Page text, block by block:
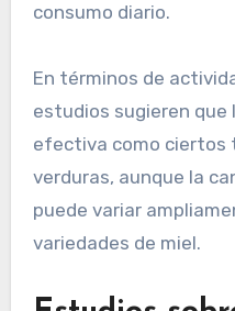
consumo diario.
En términos de
estudios sugieren que
efectiva como ciertos
verduras, aunque la
puede variar
variedades de miel.